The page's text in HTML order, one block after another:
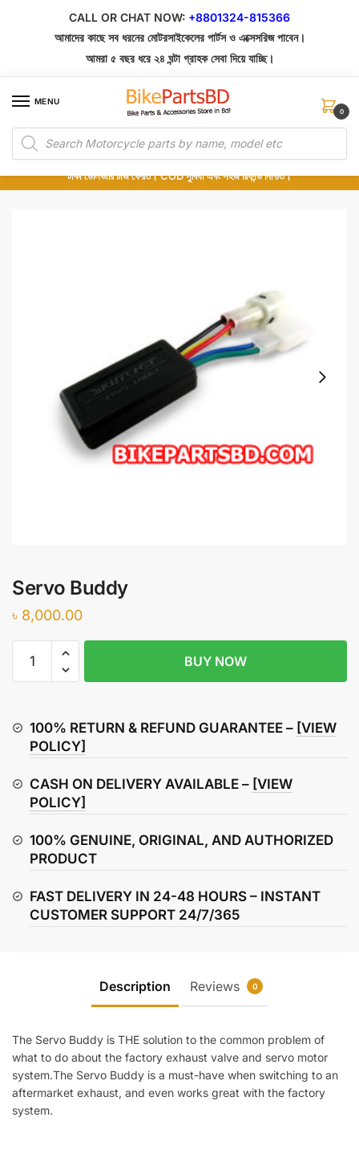
CALL OR CHAT NOW: +8801324-815366
আমাদের কাছে সব ধরনের মোটরসাইকেলের পার্টস ও এক্সেসরিজ পাবেন।
আমরা ৫ বছর ধরে ২৪ ঘন্টা গ্রাহক সেবা দিয়ে যাচ্ছি।
MENU
Products
search
0
১০০% অরিজিনাল পার্টস – শোরুম থেকে সরাসরি সংগ্রহ এবং শুধুমাত্র কুরিয়ার সার্ভিসে ডেলিভারি।
অর্ডার করার পর পার্টের ছবি দেখুন। পছন্দ হলে Cash on Delivery দিন, না হলে ৫ মিনিটে ১৯৯
টাকা ডেলিভারি চার্জ ফেরত। COD সুবিধা এবং সহজ রিফান্ড নিশ্চিত।
Servo Buddy
৳ 8,000.00
Buddy
BUY NOW
100% RETURN & REFUND GUARANTEE – [VIEW
POLICY]
CASH ON DELIVERY AVAILABLE – [VIEW
POLICY]
100% GENUINE, ORIGINAL, AND AUTHORIZED
PRODUCT
FAST DELIVERY IN 24-48 HOURS – INSTANT
CUSTOMER SUPPORT 24/7/365
Description Reviews 0
The Servo Buddy is THE solution to the common problem of
what to do about the factory exhaust valve and servo motor
system.The Servo Buddy is a must-have when switching to an
aftermarket exhaust, and even works great with the factory
system.